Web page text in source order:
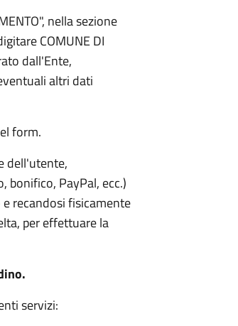
nella sezione
COMUNE DI
dall'Ente,
altri dati
form.
dell'utente,
PayPal, ecc.)
recandosi fisicamente
per effettuare la
servizi: